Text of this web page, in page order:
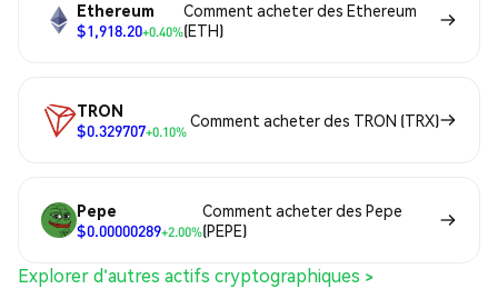
Ethereum
$1,918.20+0.40%
Comment acheter des Ethereum
(ETH)
TRON
$0.329707+0.10%
Comment acheter des TRON (TRX)
Pepe
$0.00000289+2.00%
Comment acheter des Pepe
(PEPE)
Explorer d'autres actifs cryptographiques >